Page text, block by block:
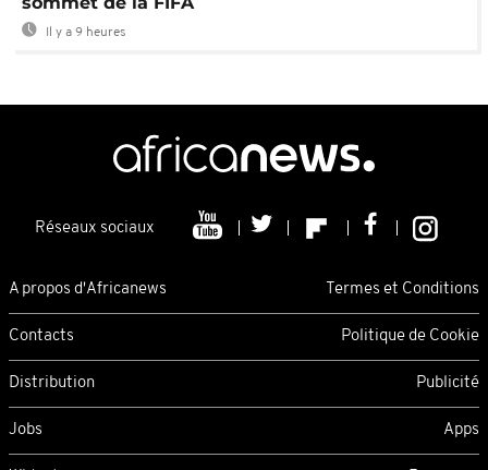
Il y a 9 heures
Réseaux sociaux
A propos d'Africanews Termes et Conditions
Contacts Politique de Cookie
Distribution Publicité
Jobs Apps